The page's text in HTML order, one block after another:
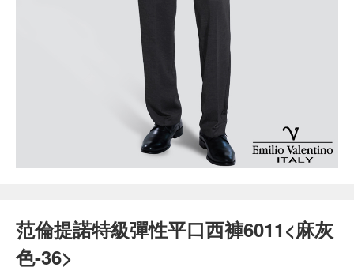
范倫提諾特級彈性平口西褲6011<麻灰
色-36>